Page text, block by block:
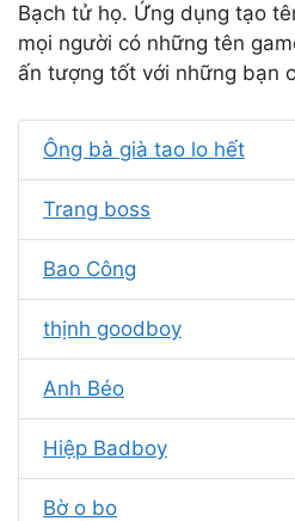
Bạch tử họ. Ứng dụng tạo
mọi người có những tên
ấn tượng tốt với những bạn
Ông bà già tao lo hết
Trang boss
Bao Công
thịnh goodboy
Anh Béo
Hiệp Badboy
Bờ o bo